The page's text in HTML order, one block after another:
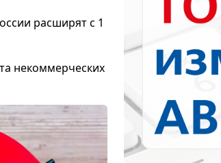
расширят с 1
некоммерческих